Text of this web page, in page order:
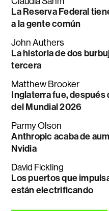
La Reserva Federal
a la gente común
John Authers
La historia de dos
tercera
Matthew Brooker
Inglaterra fue, después
del Mundial 2026
Parmy Olson
Anthropic acaba de
Nvidia
David Fickling
Los puertos que
están electrificando